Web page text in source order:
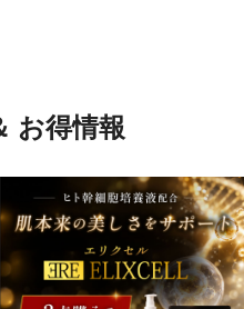
お得情報